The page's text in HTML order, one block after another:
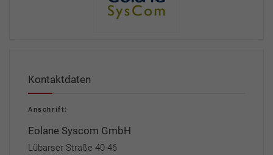
Kontaktdaten
Anschrift:
Eolane Syscom GmbH
Lübarser Straße 40-46